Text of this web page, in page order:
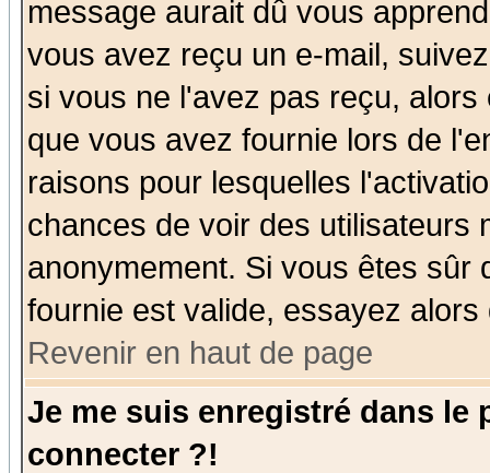
message aurait dû vous
vous avez reçu un e-mail,
si vous ne l'avez pas reçu,
que vous avez fournie lors de
raisons pour lesquelles
chances de voir des utilisateurs
anonymement. Si vous êtes sûr
fournie est valide, essayez
Revenir en haut de page
Je me suis enregistré dans le
connecter ?!